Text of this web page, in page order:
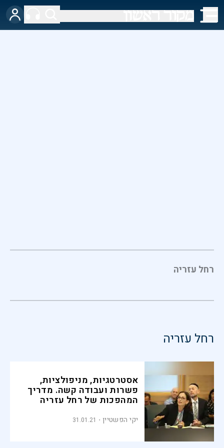
רחל עזריה
רחל עזריה
אסטרטגיות, מניפולציות,
פשרות ועבודה קשה. מדריך
המהפכות של רחל עזריה
יקי הפשטיין 31.01.21